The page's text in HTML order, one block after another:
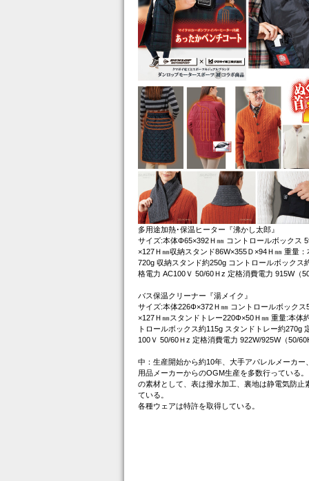
多用途加熱･保温ヒーター『沸かし太郎』
サイズ:本体Φ65×392Ｈ㎜ コントロールボックス
×127Ｈ㎜収納スタンド86W×355Ｄ×94Ｈ㎜ 重量：
720g 収納スタンド約250g コントロールボックス
格電力 AC100Ｖ 50/60Ｈz 定格消費電力 915W（
バス保温クリーナー『湯メイク』
サイズ:本体226Φ×372Ｈ㎜ コントロールボックス
×127Ｈ㎜スタンドトレー220Φ×50Ｈ㎜ 重量:本体
トロールボックス約115g スタンドトレー約270g
100Ｖ 50/60Ｈz 定格消費電力 922W/925W（50/
中：生産開始から約10年、大手アパレルメーカー
用品メーカーからのOGM生産を多数行っている
の素材として、表は撥水加工、裏地は静電気防止
ている。
各種ウェアは特許を取得している。